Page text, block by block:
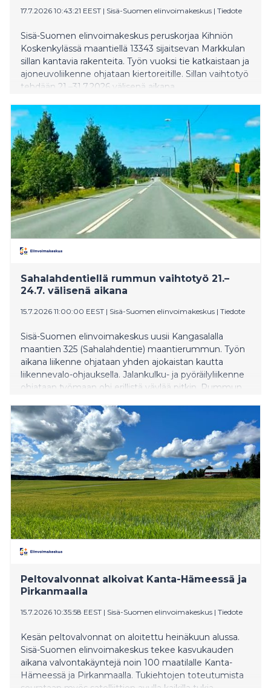
17.7.2026 10:43:21 EEST | Sisä-Suomen elinvoimakeskus | Tiedote
Sisä-Suomen elinvoimakeskus peruskorjaa Kihniön
Koskenkylässä maantiellä 13343 sijaitsevan Markkulan
sillan kantavia rakenteita. Työn vuoksi tie katkaistaan ja
ajoneuvoliikenne ohjataan kiertoreitille. Sillan vaihtotyö
tehdään 21.–31.7.2026 välisenä aikana.
Sahalahdentiellä rummun vaihtotyö 21.–
24.7. välisenä aikana
15.7.2026 11:00:00 EEST | Sisä-Suomen elinvoimakeskus | Tiedote
Sisä-Suomen elinvoimakeskus uusii Kangasalalla
maantien 325 (Sahalahdentie) maantierummun. Työn
aikana liikenne ohjataan yhden ajokaistan kautta
liikennevalo-ohjauksella. Jalankulku- ja pyöräilyliikenne
ohjataan työmaan ohi erillistä väylää pitkin. Rummun
Peltovalvonnat alkoivat Kanta-Hämeessä ja
Pirkanmaalla
15.7.2026 10:35:58 EEST | Sisä-Suomen elinvoimakeskus | Tiedote
Kesän peltovalvonnat on aloitettu heinäkuun alussa.
Sisä-Suomen elinvoimakeskus tekee kasvukauden
aikana valvontakäyntejä noin 100 maatilalle Kanta-
Hämeessä ja Pirkanmaalla. Tukiehtojen toteutumista